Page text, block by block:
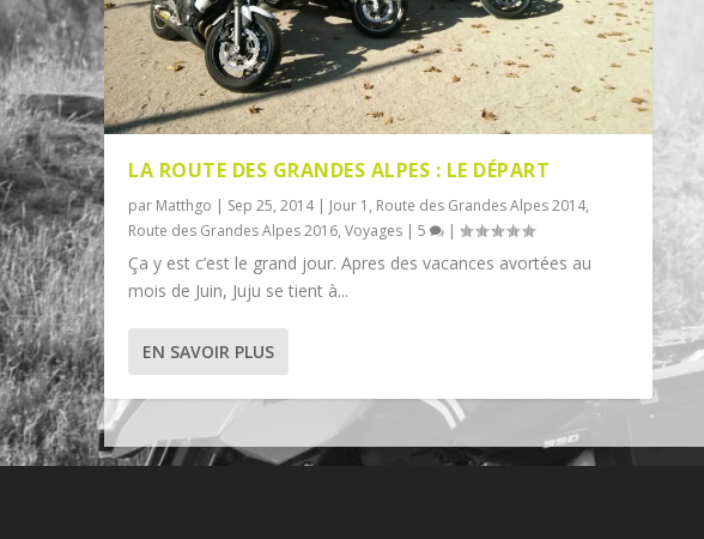
LA ROUTE DES GRANDES ALPES : LE DÉPART
par Matthgo | Sep 25, 2014| Jour 1 , Route des Grandes Alpes 2014,
Route des Grandes Alpes 2016,Voyages |5 |
Ça y est c’est le grand jour. Apres des vacances avortées au
mois de Juin, Juju se tient à...
EN SAVOIR PLUS